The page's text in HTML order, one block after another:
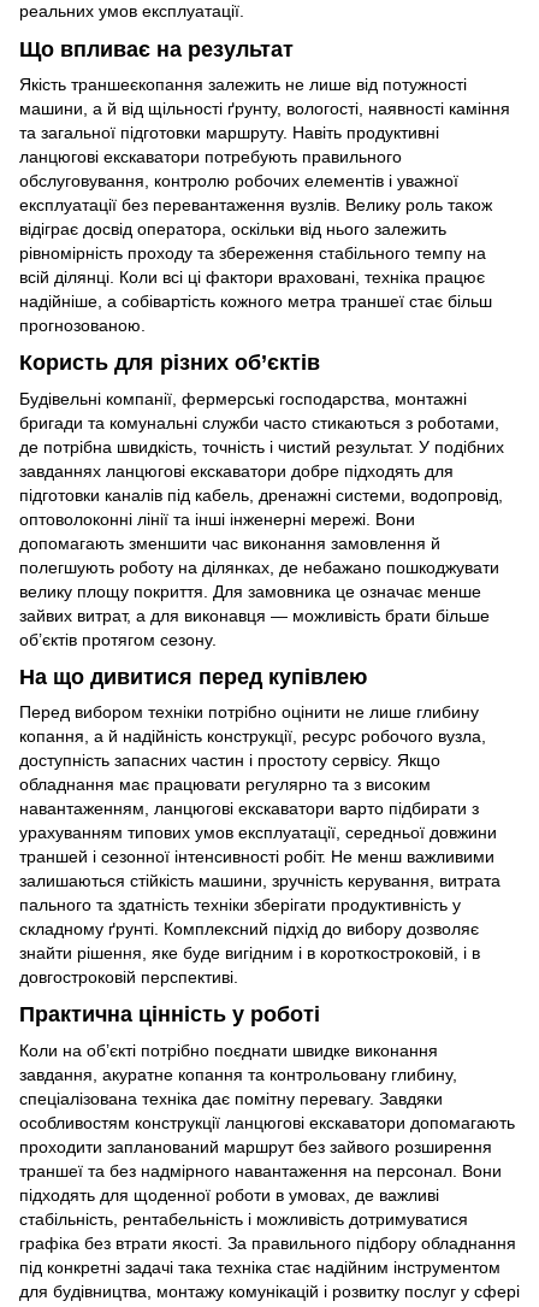
реальних умов експлуатації.
Що впливає на результат
Якість траншеєкопання залежить не лише від потужності
машини, а й від щільності ґрунту, вологості, наявності каміння
та загальної підготовки маршруту. Навіть продуктивні
ланцюгові екскаватори потребують правильного
обслуговування, контролю робочих елементів і уважної
експлуатації без перевантаження вузлів. Велику роль також
відіграє досвід оператора, оскільки від нього залежить
рівномірність проходу та збереження стабільного темпу на
всій ділянці. Коли всі ці фактори враховані, техніка працює
надійніше, а собівартість кожного метра траншеї стає більш
прогнозованою.
Користь для різних об’єктів
Будівельні компанії, фермерські господарства, монтажні
бригади та комунальні служби часто стикаються з роботами,
де потрібна швидкість, точність і чистий результат. У подібних
завданнях ланцюгові екскаватори добре підходять для
підготовки каналів під кабель, дренажні системи, водопровід,
оптоволоконні лінії та інші інженерні мережі. Вони
допомагають зменшити час виконання замовлення й
полегшують роботу на ділянках, де небажано пошкоджувати
велику площу покриття. Для замовника це означає менше
зайвих витрат, а для виконавця — можливість брати більше
об’єктів протягом сезону.
На що дивитися перед купівлею
Перед вибором техніки потрібно оцінити не лише глибину
копання, а й надійність конструкції, ресурс робочого вузла,
доступність запасних частин і простоту сервісу. Якщо
обладнання має працювати регулярно та з високим
навантаженням, ланцюгові екскаватори варто підбирати з
урахуванням типових умов експлуатації, середньої довжини
траншей і сезонної інтенсивності робіт. Не менш важливими
залишаються стійкість машини, зручність керування, витрата
пального та здатність техніки зберігати продуктивність у
складному ґрунті. Комплексний підхід до вибору дозволяє
знайти рішення, яке буде вигідним і в короткостроковій, і в
довгостроковій перспективі.
Практична цінність у роботі
Коли на об’єкті потрібно поєднати швидке виконання
завдання, акуратне копання та контрольовану глибину,
спеціалізована техніка дає помітну перевагу. Завдяки
особливостям конструкції ланцюгові екскаватори допомагають
проходити запланований маршрут без зайвого розширення
траншеї та без надмірного навантаження на персонал. Вони
підходять для щоденної роботи в умовах, де важливі
стабільність, рентабельність і можливість дотримуватися
графіка без втрати якості. За правильного підбору обладнання
під конкретні задачі така техніка стає надійним інструментом
для будівництва, монтажу комунікацій і розвитку послуг у сфері